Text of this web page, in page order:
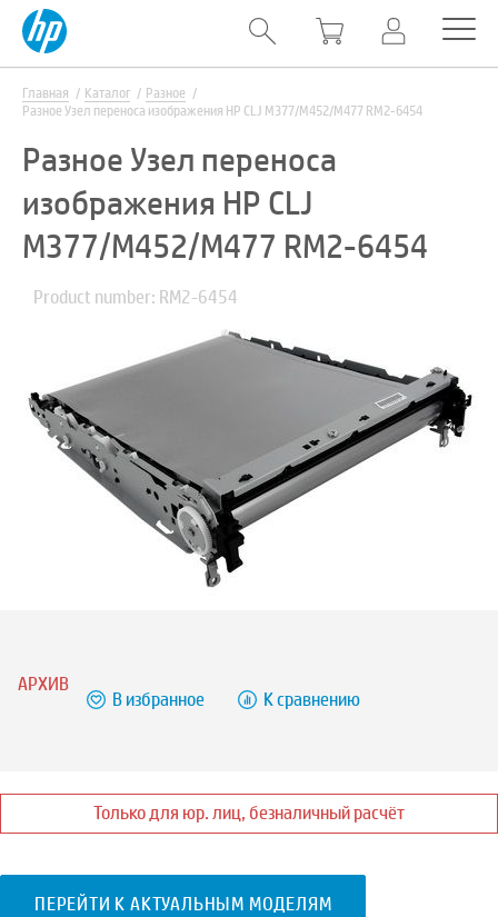
Главная Каталог
Разное
Разное Узел переноса изображения HP CLJ M377/M452/M477 RM2-6454
Разное Узел переноса
изображения HP CLJ
M377/M452/M477 RM2-6454
Product number: RM2-6454
АРХИВ
В избранное К сравнению
Только для юр. лиц, безналичный расчёт
ПЕРЕЙТИ К АКТУАЛЬНЫМ МОДЕЛЯМ